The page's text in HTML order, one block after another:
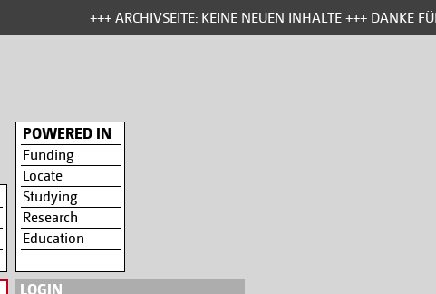
+++ ARCHIVSEITE: KEINE NEUEN INHALTE +++ DANKE
POWERED IN
Funding
Locate
Studying
Research
Education
LOGIN